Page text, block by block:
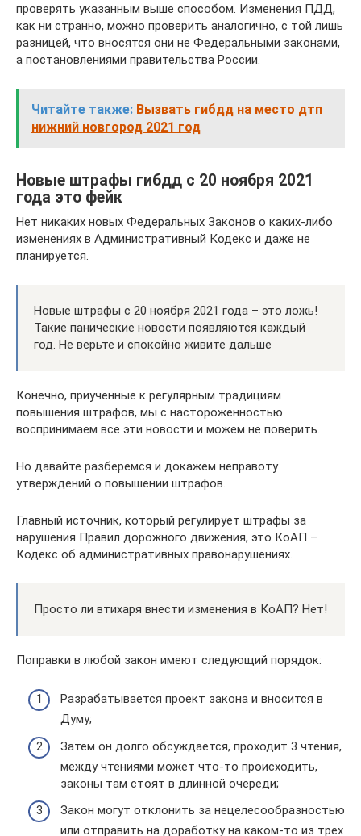
проверять указанным выше способом. Изменения ПДД,
как ни странно, можно проверить аналогично, с той лишь
разницей, что вносятся они не Федеральными законами,
а постановлениями правительства России.
Читайте также: Вызвать гибдд на место дтп
нижний новгород 2021 год
Новые штрафы гибдд с 20 ноября 2021
года это фейк
Нет никаких новых Федеральных Законов о каких-либо
изменениях в Административный Кодекс и даже не
планируется.
Новые штрафы с 20 ноября 2021 года – это ложь!
Такие панические новости появляются каждый
год. Не верьте и спокойно живите дальше
Конечно, приученные к регулярным традициям
повышения штрафов, мы с настороженностью
воспринимаем все эти новости и можем не поверить.
Но давайте разберемся и докажем неправоту
утверждений о повышении штрафов.
Главный источник, который регулирует штрафы за
нарушения Правил дорожного движения, это КоАП –
Кодекс об административных правонарушениях.
Просто ли втихаря внести изменения в КоАП? Нет!
Поправки в любой закон имеют следующий порядок:
Разрабатывается проект закона и вносится в
Думу;
Затем он долго обсуждается, проходит 3 чтения,
между чтениями может что-то происходить,
законы там стоят в длинной очереди;
Закон могут отклонить за нецелесообразностью
или отправить на доработку на каком-то из трех